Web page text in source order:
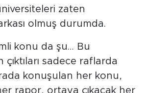
zaten
olmuş durumda.
konu da şu… Bu
sadece raflarda
konuşulan her konu,
rapor, ortaya çıkacak her